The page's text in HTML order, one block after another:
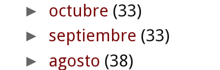
► octubre (33)
► septiembre (33)
► agosto (38)